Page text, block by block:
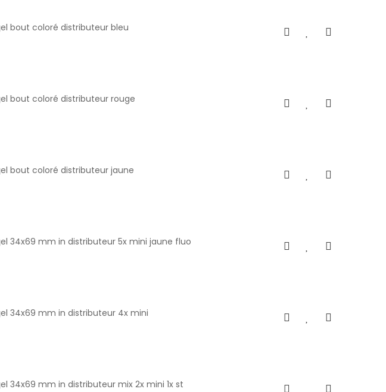
bout coloré distributeur bleu
bout coloré distributeur rouge
bout coloré distributeur jaune
34x69 mm in distributeur 5x mini jaune fluo
34x69 mm in distributeur 4x mini
34x69 mm in distributeur mix 2x mini 1x st